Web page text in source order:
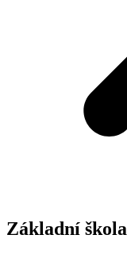
Základní škola